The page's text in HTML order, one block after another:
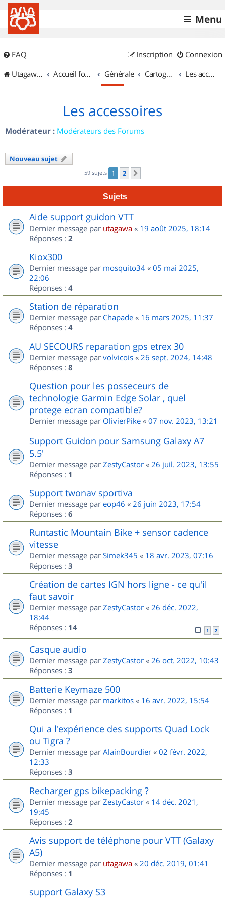
Menu
FAQ Connexion
Inscription
UtagawaVTT (Randos VTT et VTTAE avec traces GPS)
Accueil forum Générale Cartographie et GPS Les accessoires
Les accessoires
Modérateur : Modérateurs des Forums
Nouveau sujet
59 sujets 1 2
Sujets
Aide support guidon VTT
Dernier message par utagawa « 19 août 2025, 18:14
Réponses : 2
Kiox300
Dernier message par mosquito34 « 05 mai 2025,
22:06
Réponses : 4
Station de réparation
Dernier message par Chapade « 16 mars 2025, 11:37
Réponses : 4
AU SECOURS reparation gps etrex 30
Dernier message par volvicois « 26 sept. 2024, 14:48
Réponses : 8
Question pour les posseceurs de
technologie Garmin Edge Solar , quel
protege ecran compatible?
Dernier message par OlivierPike « 07 nov. 2023, 13:21
Support Guidon pour Samsung Galaxy A7
5.5'
Dernier message par ZestyCastor « 26 juil. 2023, 13:55
Réponses : 1
Support twonav sportiva
Dernier message par eop46 « 26 juin 2023, 17:54
Réponses : 6
Runtastic Mountain Bike + sensor cadence
vitesse
Dernier message par Simek345 « 18 avr. 2023, 07:16
Réponses : 3
Création de cartes IGN hors ligne - ce qu'il
faut savoir
Dernier message par ZestyCastor « 26 déc. 2022,
18:44
Réponses : 14 1 2
Casque audio
Dernier message par ZestyCastor « 26 oct. 2022, 10:43
Réponses : 3
Batterie Keymaze 500
Dernier message par markitos « 16 avr. 2022, 15:54
Réponses : 1
Qui a l'expérience des supports Quad Lock
ou Tigra ?
Dernier message par AlainBourdier « 02 févr. 2022,
12:33
Réponses : 3
Recharger gps bikepacking ?
Dernier message par ZestyCastor « 14 déc. 2021,
19:45
Réponses : 2
Avis support de téléphone pour VTT (Galaxy
A5)
Dernier message par utagawa « 20 déc. 2019, 01:41
Réponses : 1
support Galaxy S3